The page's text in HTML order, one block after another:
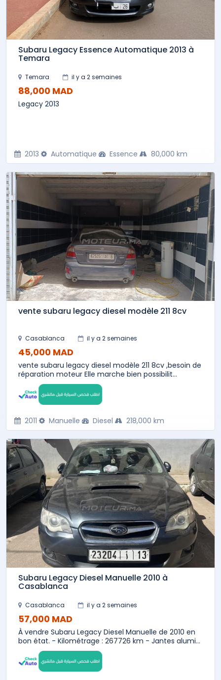
Subaru Legacy Essence Automatique 2013 à
Temara
Temara il y a 2 semaines
88,000 MAD
Legacy 2013
2013 Automatique Essence 80,000 km
vente subaru legacy diesel modèle 211 8cv
Casablanca il y a 2 semaines
45,000 MAD
vente subaru legacy diesel modèle 211 8cv ,besoin de
réparation moteur Elle marche bien possibilit...
2011 Manuelle Diesel 218,000 km
Subaru Legacy Diesel Manuelle 2010 à
Casablanca
Casablanca il y a 2 semaines
57,000 MAD
À vendre Subaru Legacy Diesel Manuelle de 2010 en
bon état. - Kilométrage : 267726 km - Jantes alumi...